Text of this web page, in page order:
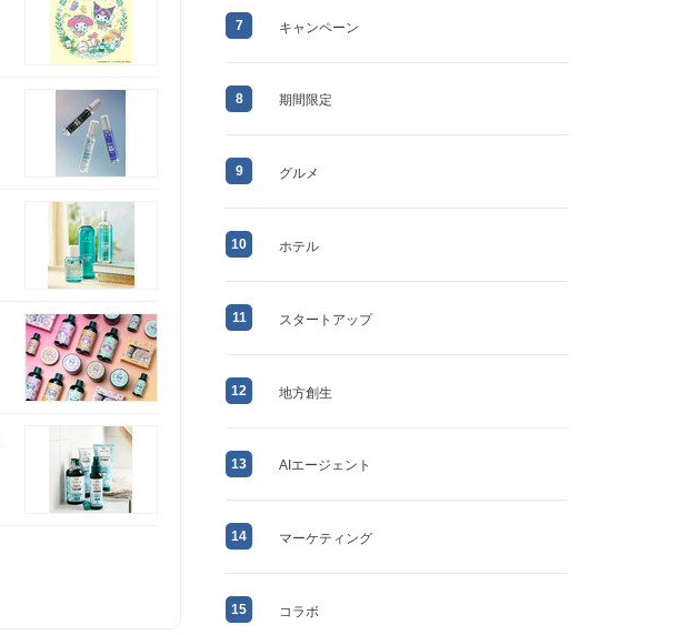
7 キャンペーン
8 期間限定
9 グルメ
10 ホテル
11 スタートアップ
12 地方創生
13 AIエージェント
14 マーケティング
15 コラボ